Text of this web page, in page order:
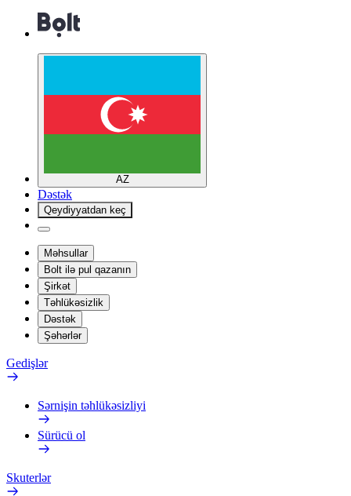
AZ
Dəstək
Qeydiyyatdan keç
Məhsullar
Bolt ilə pul qazanın
Şirkət
Təhlükəsizlik
Dəstək
Şəhərlər
Gedişlər
Sərnişin təhlükəsizliyi
Sürücü ol
Skuterlər